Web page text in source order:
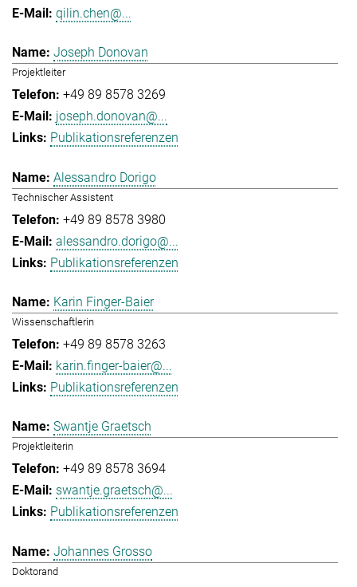
qilin.chen@...
Joseph Donovan
Projektleiter
+49 89 8578 3269
joseph.donovan@...
Publikationsreferenzen
Alessandro Dorigo
Technischer Assistent
+49 89 8578 3980
alessandro.dorigo@...
Publikationsreferenzen
Karin Finger-Baier
Wissenschaftlerin
+49 89 8578 3263
karin.finger-baier@...
Publikationsreferenzen
Swantje Graetsch
Projektleiterin
+49 89 8578 3694
swantje.graetsch@...
Publikationsreferenzen
Johannes Grosso
Doktorand